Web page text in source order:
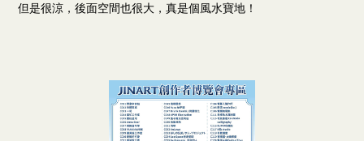
但是很涼，後面空間也很大，真是個風水寶地！